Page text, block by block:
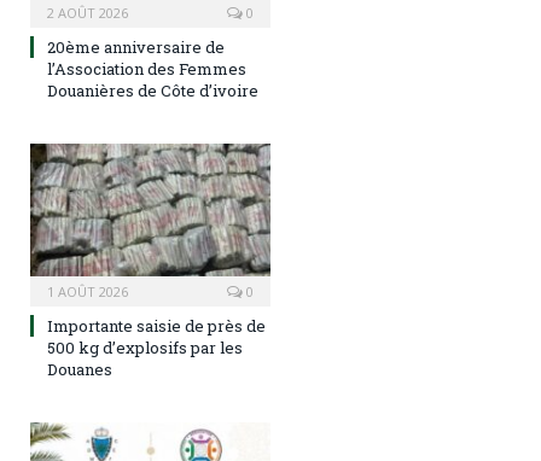
2 AOÛT 2026 0
20ème anniversaire de
l’Association des Femmes
Douanières de Côte d’ivoire
1 AOÛT 2026 0
Importante saisie de près de
500 kg d’explosifs par les
Douanes